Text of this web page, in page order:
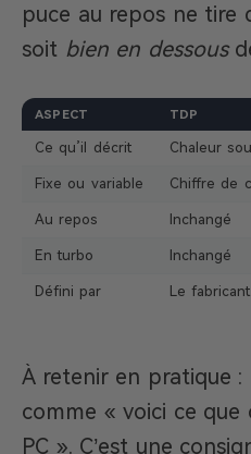
puce au repos ne tire
soit bien en dessous
ASPECT TDP
Ce qu’il décrit Chaleur
Fixe ou variable Chiffre de
Au repos Inchangé
En turbo Inchangé
Défini par Le
À retenir en pratique :
comme « voici ce
PC ». C’est une